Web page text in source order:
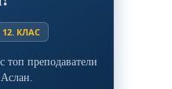
12. КЛАС
топ преподаватели